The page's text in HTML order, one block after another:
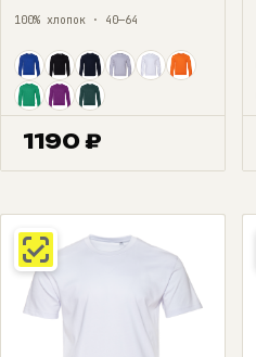
100% хлопок · 40—64
1190 ₽